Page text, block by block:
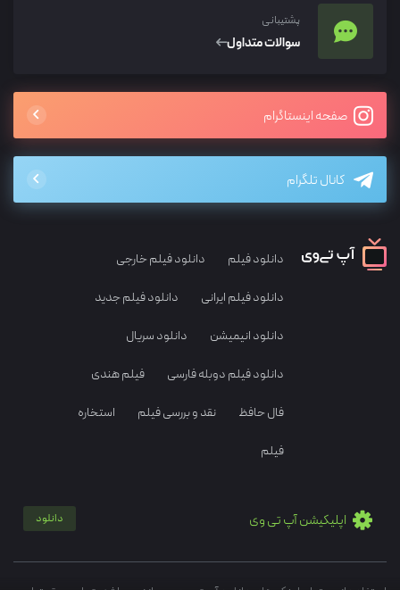
پشتیبانی
سوالات متداول
صفحه اینستاگرام
کانال تلگرام
دانلود فیلم دانلود فیلم خارجی
دانلود فیلم ایرانی دانلود فیلم جدید
دانلود انیمیشن دانلود سریال
دانلود فیلم دوبله فارسی فیلم هندی
فال حافظ نقد و بررسی فیلم استخاره
فیلم
اپلیکیشن آپ تی وی دانلود